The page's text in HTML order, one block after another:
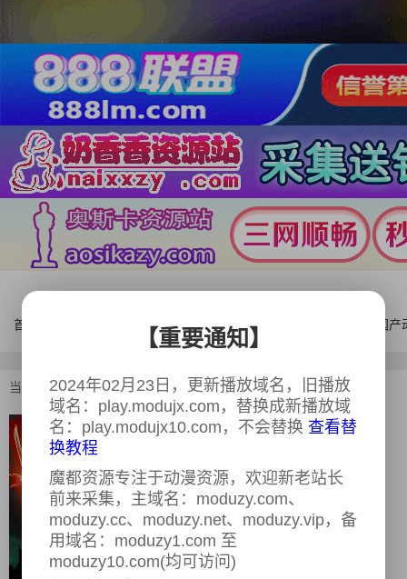
首页 连续剧 综艺 体育 国
当前位置： 首页>欧美动漫>杀手猴第二季
杀手猴第二季
更新至10集
又名：
杀手猴 第二季 Hit Monkey Season
22024,杀手猴 第二季 Hit Monkey Season
2
导演：Neal Holman
主演：杰森·苏戴奇斯,弗雷德·塔特西奥,奥
立薇娅·玛恩,武井乔治,松村艾丽,蕾可·艾尔
【重要通知】
2024年02月23日，更新播放域名，旧播放
域名：play.modujx.com，替换成新播放域
名：play.modujx10.com，不会替换 查看替
换教程
魔都资源专注于动漫资源，欢迎新老站长
前来采集，主域名：moduzy.com、
moduzy.cc、moduzy.net、moduzy.vip，备
用域名：moduzy1.com 至
moduzy10.com(均可访问)